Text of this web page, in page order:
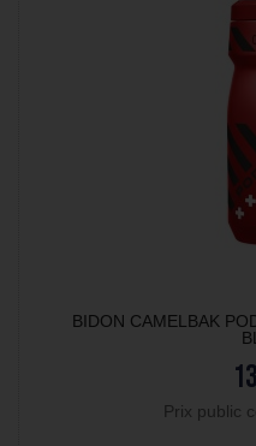
BIDON CAMELBAK
Prix public